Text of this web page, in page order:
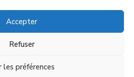
Accepter
Refuser
les préférences
MENTIONS LÉGALES